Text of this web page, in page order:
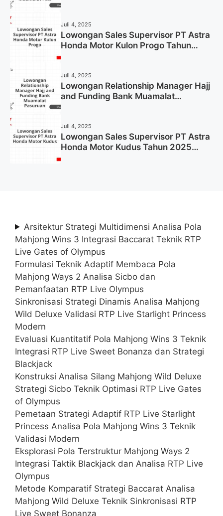
Juli 4, 2025
Lowongan Sales Supervisor PT Astra
Honda Motor Kulon Progo Tahun
Juli 4, 2025
Lowongan Relationship Manager Hajj
and Funding Bank Muamalat
Juli 4, 2025
Lowongan Sales Supervisor PT Astra
Honda Motor Kudus Tahun 2025
Arsitektur Strategi Multidimensi Analisa Pola
Mahjong Wins 3 Integrasi Baccarat Teknik RTP
Live Gates of Olympus
Formulasi Teknik Adaptif Membaca Pola
Mahjong Ways 2 Analisa Sicbo dan
Pemanfaatan RTP Live Olympus
Sinkronisasi Strategi Dinamis Analisa Mahjong
Wild Deluxe Validasi RTP Live Starlight Princess
Modern
Evaluasi Kuantitatif Pola Mahjong Wins 3 Teknik
Integrasi RTP Live Sweet Bonanza dan Strategi
Blackjack
Konstruksi Analisa Silang Mahjong Wild Deluxe
Strategi Sicbo Teknik Optimasi RTP Live Gates
of Olympus
Pemetaan Strategi Adaptif RTP Live Starlight
Princess Analisa Pola Mahjong Wins 3 Teknik
Validasi Modern
Eksplorasi Pola Terstruktur Mahjong Ways 2
Integrasi Taktik Blackjack dan Analisa RTP Live
Olympus
Metode Komparatif Strategi Baccarat Analisa
Mahjong Wild Deluxe Teknik Sinkronisasi RTP
Live Sweet Bonanza